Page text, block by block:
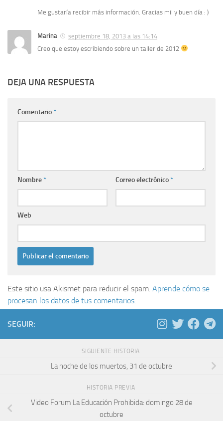
Me gustaría recibir más información. Gracias mil y buen día : )
Marina
septiembre 18, 2013 a las 14:14
Creo que estoy escribiendo sobre un taller de 2012
DEJA UNA RESPUESTA
Comentario*
Nombre* Correo electrónico*
Web
Este sitio usa Akismet para reducir el spam. Aprende cómo se
procesan los datos de tus comentarios.
SEGUIR:
SIGUIENTE HISTORIA
La noche de los muertos, 31 de octubre
HISTORIA PREVIA
Video Forum La Educación Prohibida: domingo 28 de
octubre